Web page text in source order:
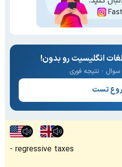
انگلیسیت رو بدون!
تست
regressive taxes